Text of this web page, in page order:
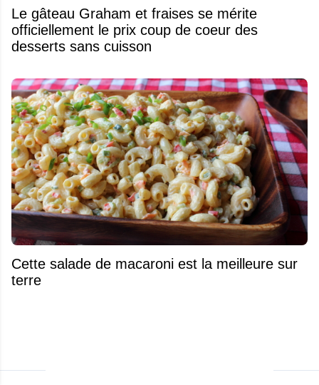
Le gâteau Graham et fraises se mérite
officiellement le prix coup de coeur des
desserts sans cuisson
Cette salade de macaroni est la meilleure sur
terre